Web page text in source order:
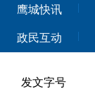
鹰城快讯
政民互动
发文字号